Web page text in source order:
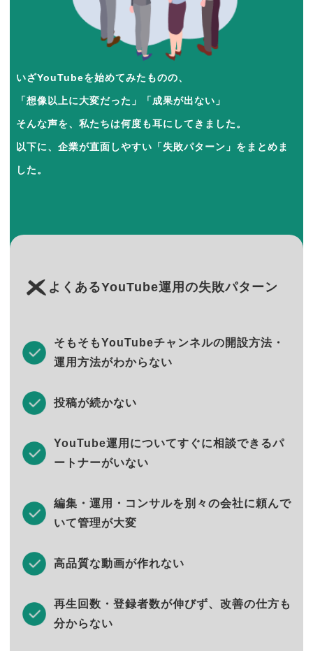
いざYouTubeを始めてみたものの、
「想像以上に大変だった」「成果が出ない」
そんな声を、私たちは何度も耳にしてきました。
以下に、企業が直面しやすい「失敗パターン」をまとめま
した。
よくあるYouTube運用の失敗パターン
そもそもYouTubeチャンネルの開設方法・
運用方法がわからない
投稿が続かない
YouTube運用についてすぐに相談できるパ
ートナーがいない
編集・運用・コンサルを別々の会社に頼んで
いて管理が大変
高品質な動画が作れない
再生回数・登録者数が伸びず、改善の仕方も
分からない